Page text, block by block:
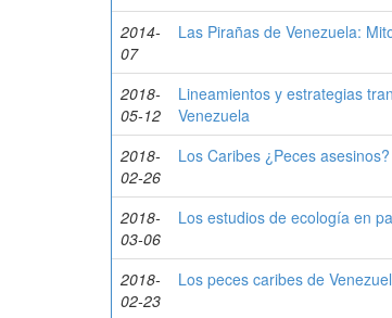
2014-
07
Las Pirañas de Venezuela:
2018-
05-12
Lineamientos y estrategias
Venezuela
2018-
02-26
Los Caribes ¿Peces asesinos?
2018-
03-06
Los estudios de ecología en
2018-
02-23
Los peces caribes de